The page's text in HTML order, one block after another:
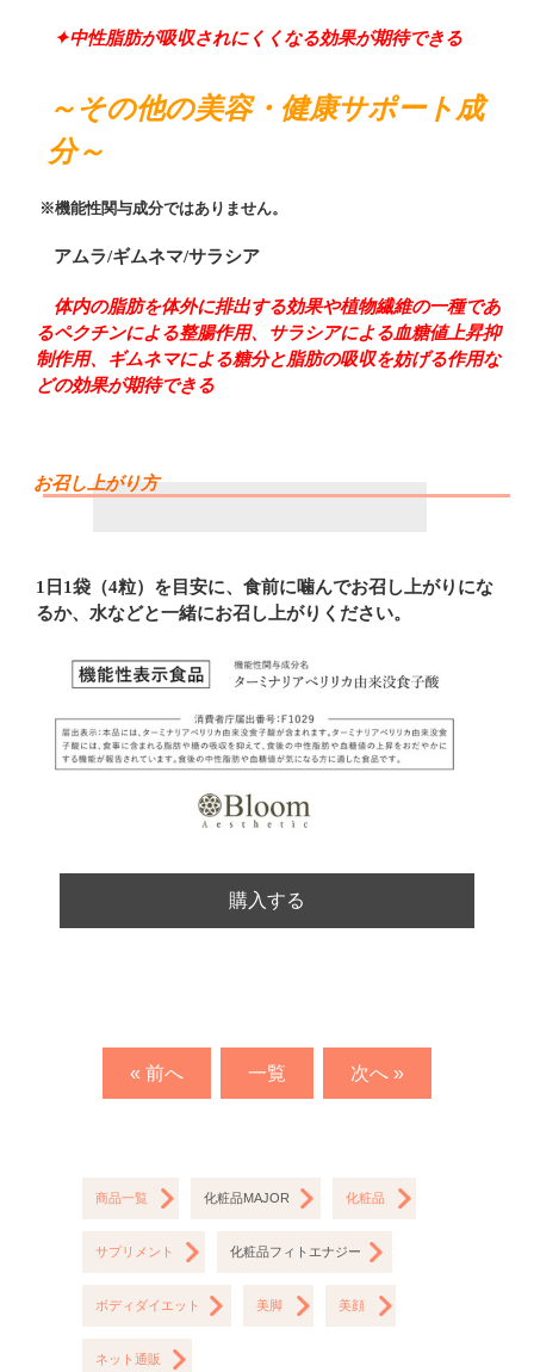
✦中性脂肪が吸収されにくくなる効果が期待できる
～その他の美容・健康サポート成
分～
※機能性関与成分ではありません。
アムラ/ギムネマ/サラシア
体内の脂肪を体外に排出する効果や植物繊維の一種であ
るペクチンによる整腸作用、サラシアによる血糖値上昇抑
制作用、ギムネマによる糖分と脂肪の吸収を妨げる作用な
どの効果が期待できる
お召し上がり方
1日1袋（4粒）を目安に、食前に噛んでお召し上がりにな
るか、水などと一緒にお召し上がりください。
購入する
« 前へ 一覧 次へ »
商品一覧 化粧品MAJOR 化粧品
サプリメント 化粧品フィトエナジー
ボディダイエット 美脚 美顔
ネット通販